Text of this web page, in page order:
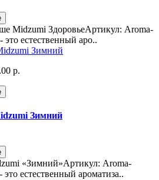
Midzumi ЗдоровьеАртикул: Aroma-
естественный аро..
р.
Зимний
«Зимний»Артикул: Aroma-
естественный ароматиза..